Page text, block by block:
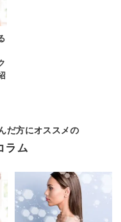
だ方にオススメの
ラム